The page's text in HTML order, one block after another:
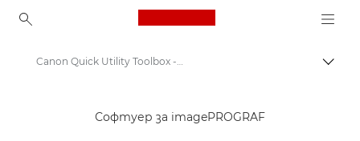
Canon Logo, back to
Решения и услуги
Canon Quick Utility Toolbox -Спецификации - Софтуер в комплекта на imagePROGRAF
Софтуер за imagePROGRAF